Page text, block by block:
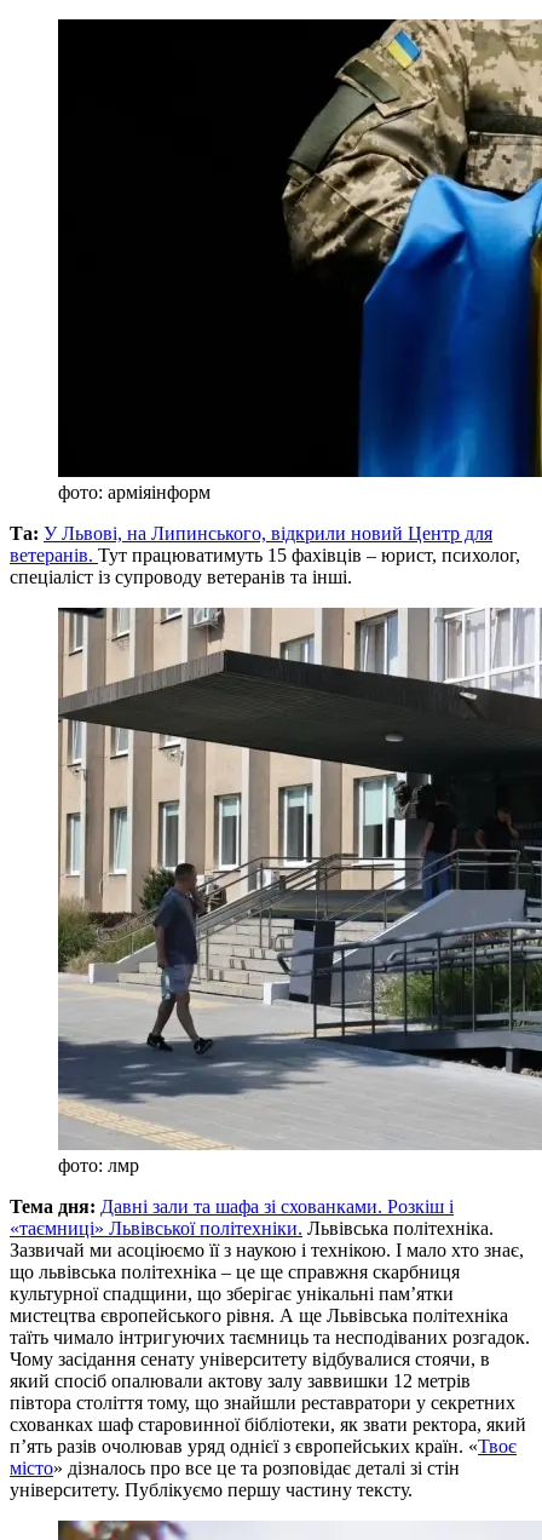
фото: арміяінформ
Та: У Львові, на Липинського, відкрили новий Центр для
ветеранів. Тут працюватимуть 15 фахівців – юрист, психолог,
спеціаліст із супроводу ветеранів та інші.
фото: лмр
Тема дня: Давні зали та шафа зі схованками. Розкіш і
«таємниці» Львівської політехніки. Львівська політехніка.
Зазвичай ми асоціюємо її з наукою і технікою. І мало хто знає,
що львівська політехніка – це ще справжня скарбниця
культурної спадщини, що зберігає унікальні пам’ятки
мистецтва європейського рівня. А ще Львівська політехніка
таїть чимало інтригуючих таємниць та несподіваних розгадок.
Чому засідання сенату університету відбувалися стоячи, в
який спосіб опалювали актову залу заввишки 12 метрів
півтора століття тому, що знайшли реставратори у секретних
схованках шаф старовинної бібліотеки, як звати ректора, який
п’ять разів очолював уряд однієї з європейських країн. «Твоє
місто» дізналось про все це та розповідає деталі зі стін
університету. Публікуємо першу частину тексту.